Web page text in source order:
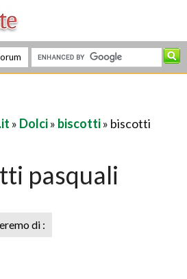
» Dolci» biscotti» biscotti
pasquali
di :